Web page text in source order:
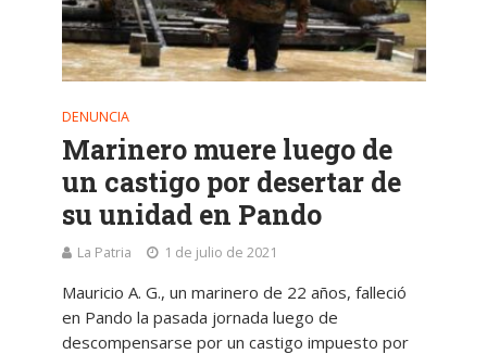
DENUNCIA
Marinero muere luego de
un castigo por desertar de
su unidad en Pando
La Patria 1 de julio de 2021
Mauricio A. G., un marinero de 22 años, falleció
en Pando la pasada jornada luego de
descompensarse por un castigo impuesto por